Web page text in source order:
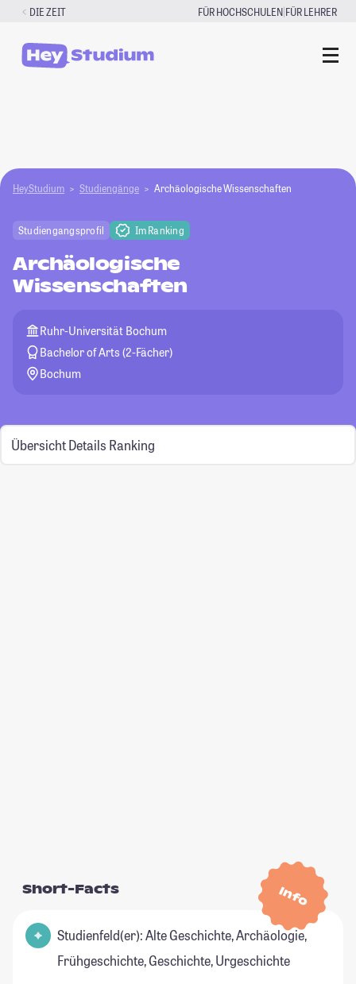
Zum
springen
DIE ZEIT FÜR HOCHSCHULEN|FÜR LEHRER
HeyStudium Studiengänge Archäologische Wissenschaften
Studiengangsprofil Im Ranking
Archäologische
Wissenschaften
Ruhr-Universität Bochum
Bachelor of Arts (2-Fächer)
Bochum
Übersicht Details Ranking
Info
Short-Facts
Studienfeld(er): Alte Geschichte, Archäologie,
Frühgeschichte, Geschichte, Urgeschichte